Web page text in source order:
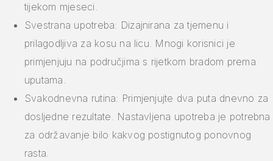
tijekom mjeseci.
Svestrana upotreba: Dizajnirana za tjemenu i
prilagodljiva za kosu na licu. Mnogi korisnici je
primjenjuju na područjima s rijetkom bradom prema
uputama.
Svakodnevna rutina: Primjenjujte dva puta dnevno za
dosljedne rezultate. Nastavljena upotreba je potrebna
za održavanje bilo kakvog postignutog ponovnog
rasta.